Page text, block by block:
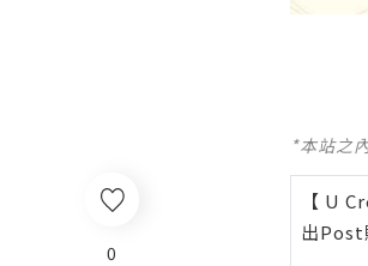
0
*本站之
【 U
出Post